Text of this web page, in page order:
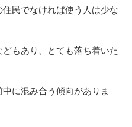
民でなければ使う人は少な
もあり、とても落ち着いた
に混み合う傾向がありま